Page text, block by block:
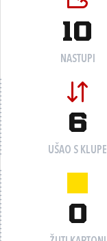
10
NASTUPI
6
UŠAO S KLUPE
0